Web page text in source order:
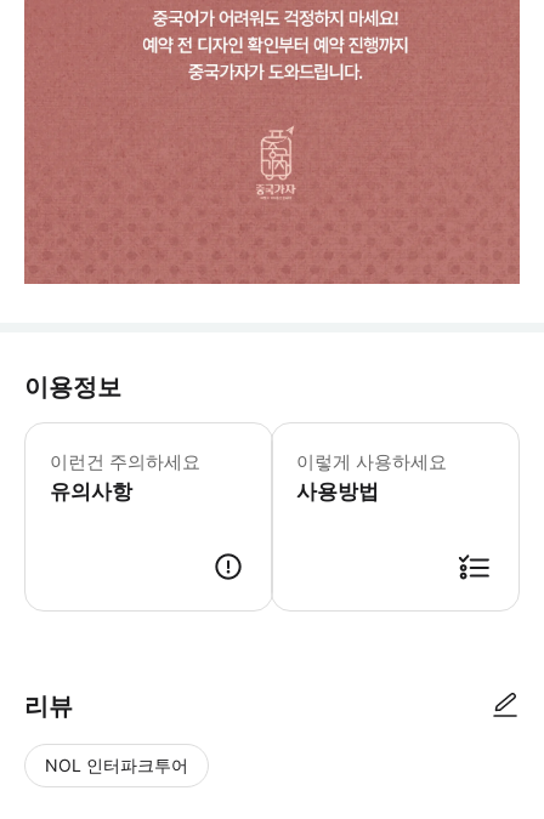
이용정보
이런건 주의하세요
유의사항
✨ 이용 전 필독사항✨ 예약 방법 - “
이렇게 사용하세요
사용방법
리뷰
NOL 인터파크투어